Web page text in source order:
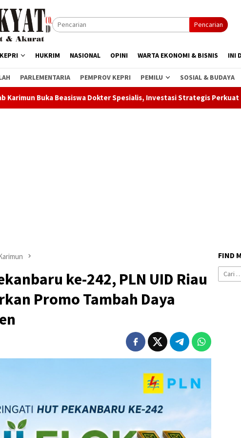
Pencarian
KEPRI HUKRIM NASIONAL OPINI WARTA EKONOMI & BISNIS INI
PARLEMENTARIA PEMPROV KEPRI PEMILU SOSIAL & BUDAYA
Dokter Spesialis, Investasi Strategis Perkuat Layanan Kesehatan
ke-242, PLN UID Riau
Promo Tambah Daya
FIND
Cari
untuk: